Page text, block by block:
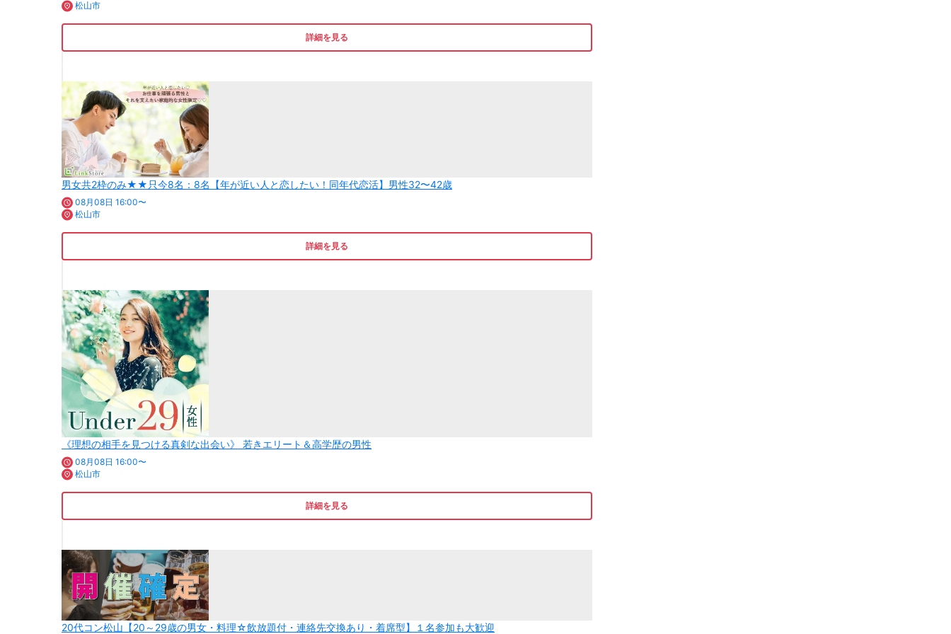
松山市
詳細を見る
男女共2枠のみ★★只今8名：8名【年が近い人と恋したい！同年代恋活】男性32〜42歳
08月08日 16:00〜
松山市
詳細を見る
《理想の相手を見つける真剣な出会い》 若きエリート＆高学歴の男性
08月08日 16:00〜
松山市
詳細を見る
20代コン松山【20～29歳の男女・料理☆飲放題付・連絡先交換あり・着席型】１名参加も大歓迎